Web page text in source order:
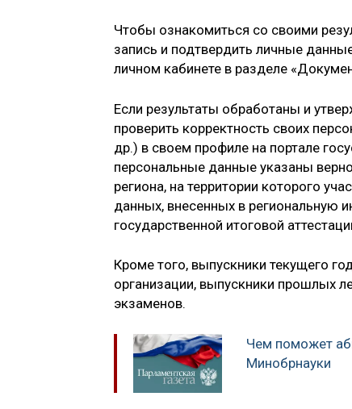
Чтобы ознакомиться со своими
запись и подтвердить личные
личном кабинете в разделе
Если результаты обработаны и
проверить корректность своих
др.) в своем профиле на портале
персональные данные указаны
региона, на территории которого
данных, внесенных в региональную
государственной итоговой
Кроме того, выпускники текущего
организации, выпускники прошлых
экзаменов.
Чем поможет
Минобрнауки